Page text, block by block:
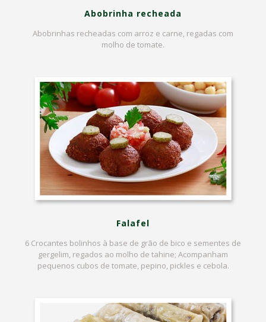
Abobrinha recheada
Abobrinhas recheadas com arroz e carne, regadas com
molho de tomate.
Falafel
6 Crocantes bolinhos à base de grão de bico e sementes de
gergelim, regados ao molho de tahine; Acompanham
pequenos cubos de tomate, pepino, pickles e cebola.